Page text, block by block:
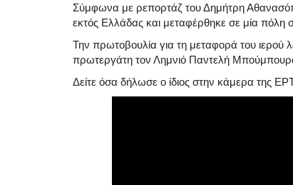
Σύμφωνα με ρεπορτάζ του Δημήτρη
εκτός Ελλάδας και μεταφέρθηκε σε μία πόλη
Την πρωτοβουλία για τη μεταφορά του ιερού
πρωτεργάτη τον Λημνιό Παντελή
Δείτε όσα δήλωσε ο ίδιος στην κάμερα της